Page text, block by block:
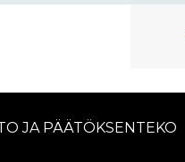
JA PÄÄTÖKSENTEKO